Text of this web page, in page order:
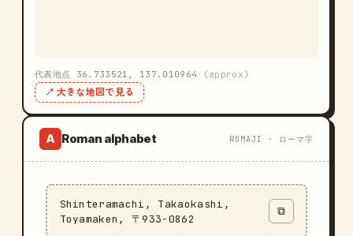
代表地点 36.733521, 137.010964 (approx)
↗ 大きな地図で見る
A Roman alphabet ROMAJI · ローマ字
Shinteramachi, Takaokashi,
Toyamaken, 〒933-0862
⧉